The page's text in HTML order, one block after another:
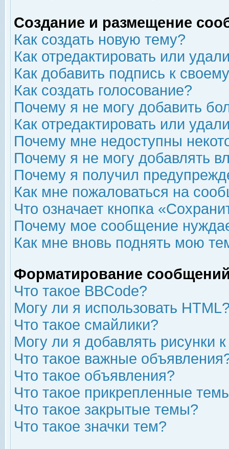
Создание и размещение
Как создать новую тему?
Как отредактировать или
Как добавить подпись к
Как создать голосование?
Почему я не могу добавить
Как отредактировать или
Почему мне недоступны
Почему я не могу добавлять
Почему я получил
Как мне пожаловаться на
Что означает кнопка
Почему мое сообщение
Как мне вновь поднять мою
Форматирование
Что такое BBCode?
Могу ли я использовать
Что такое смайлики?
Могу ли я добавлять рисунки
Что такое важные
Что такое объявления?
Что такое прикрепленные
Что такое закрытые темы?
Что такое значки тем?